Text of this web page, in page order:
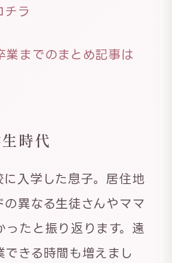
チラ
業までのまとめ記事は
時代
に入学した息子。居住地
の異なる生徒さんやママ
ったと振り返ります。遠
できる時間も増えまし